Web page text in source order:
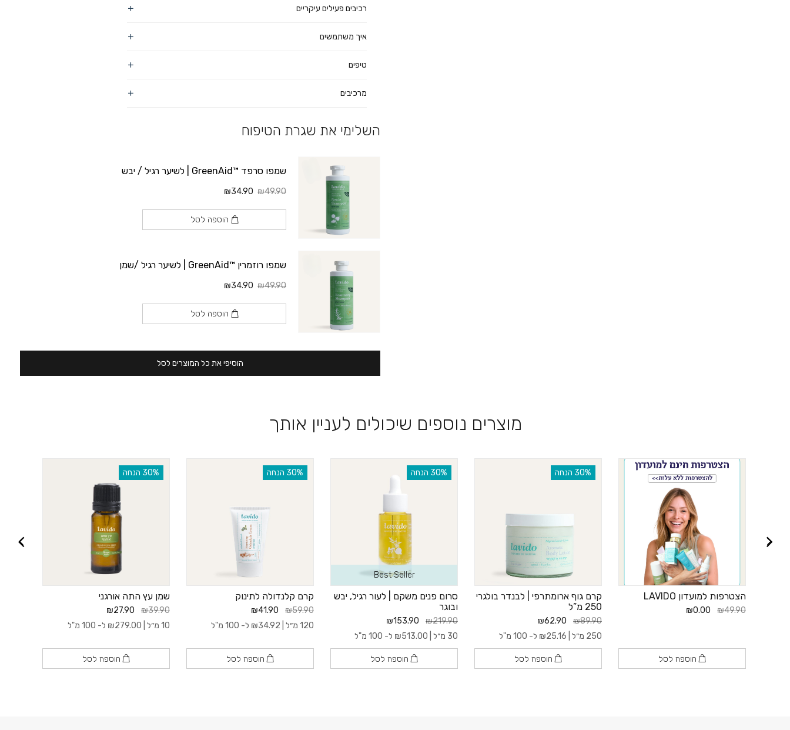
רכיבים פעילים עיקריים
איך משתמשים
טיפים
מרכיבים
השלימי את שגרת הטיפוח
שמפו סרפד ™GreenAid | לשיער רגיל / יבש
₪49.90
₪34.90
הוספה לסל
שמפו רוזמרין ™GreenAid | לשיער רגיל /שמן
₪49.90
₪34.90
הוספה לסל
הוסיפי את כל המוצרים לסל
מוצרים נוספים שיכולים לעניין אותך
הצטרפות למועדון LAVIDO
₪49.90
₪0.00
הוספה לסל
‫30% הנחה
קרם גוף ארומתרפי | לבנדר בולגרי
250 מ”ל
₪89.90
₪62.90
250 מ״ל |
₪25.16 ל- 100 מ"ל
הוספה לסל
‫30% הנחה
Best Seller
סרום פנים משקם | לעור רגיל, יבש
ובוגר
₪219.90
₪153.90
30 מ״ל |
₪513.00 ל- 100 מ"ל
הוספה לסל
‫30% הנחה
קרם קלנדולה לתינוק
₪59.90
₪41.90
120 מ״ל |
₪34.92 ל- 100 מ"ל
הוספה לסל
‫30% הנחה
שמן עץ התה אורגני
₪39.90
₪27.90
10 מ״ל |
₪279.00 ל- 100 מ"ל
הוספה לסל